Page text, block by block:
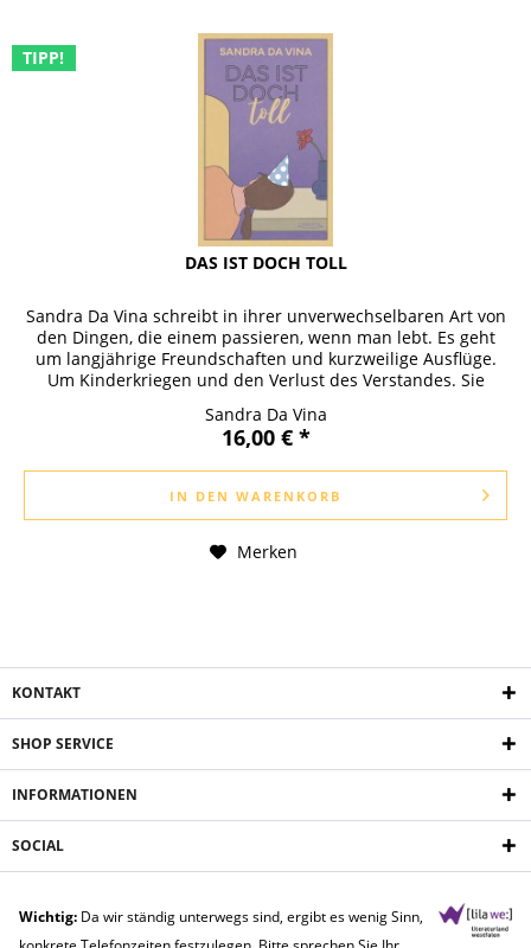
TIPP!
DAS IST DOCH TOLL
Sandra Da Vina schreibt in ihrer unverwechselbaren Art von
den Dingen, die einem passieren, wenn man lebt. Es geht
um langjährige Freundschaften und kurzweilige Ausflüge.
Um Kinderkriegen und den Verlust des Verstandes. Sie
Sandra Da Vina
16,00 € *
IN DEN WARENKORB
Merken
KONTAKT
SHOP SERVICE
INFORMATIONEN
SOCIAL
Wichtig: Da wir ständig unterwegs sind, ergibt es wenig Sinn,